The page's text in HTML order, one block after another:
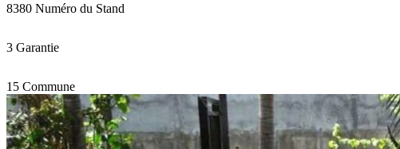
8380 Numéro du Stand
3 Garantie
15 Commune